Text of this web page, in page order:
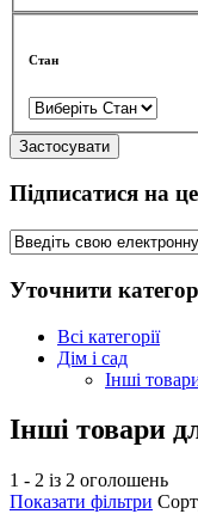
Стан
Застосувати
Підписатися на
Уточнити
Всі категорії
Дім і сад
Інші
Інші товари
1 - 2 із 2 оголошень
Показати фільтри